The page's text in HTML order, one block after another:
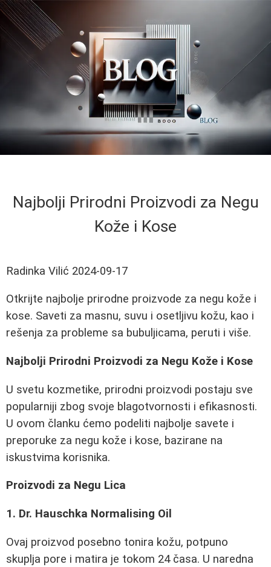
Najbolji Prirodni Proizvodi za Negu
Kože i Kose
Radinka Vilić 2024-09-17
Otkrijte najbolje prirodne proizvode za negu kože i
kose. Saveti za masnu, suvu i osetljivu kožu, kao i
rešenja za probleme sa bubuljicama, peruti i više.
Najbolji Prirodni Proizvodi za Negu Kože i Kose
U svetu kozmetike, prirodni proizvodi postaju sve
popularniji zbog svoje blagotvornosti i efikasnosti.
U ovom članku ćemo podeliti najbolje savete i
preporuke za negu kože i kose, bazirane na
iskustvima korisnika.
Proizvodi za Negu Lica
1. Dr. Hauschka Normalising Oil
Ovaj proizvod posebno tonira kožu, potpuno
skuplja pore i matira je tokom 24 časa. U naredna